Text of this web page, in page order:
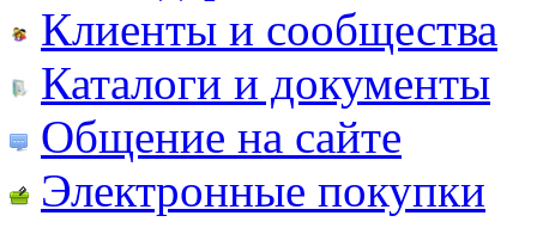
Клиенты и сообщества
Каталоги и документы
Общение на сайте
Электронные покупки